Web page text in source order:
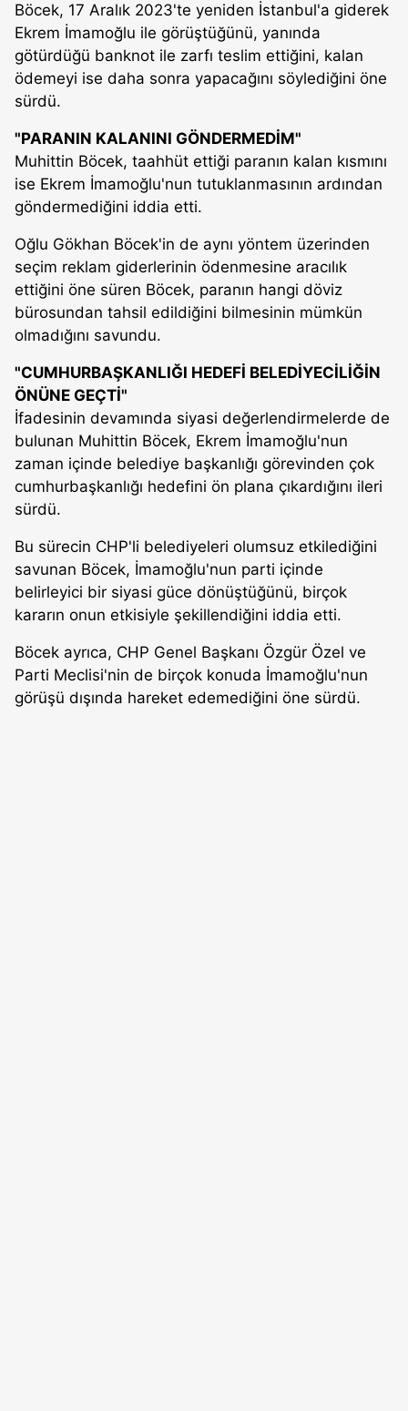
Böcek, 17 Aralık 2023'te yeniden İstanbul'a giderek
Ekrem İmamoğlu ile görüştüğünü, yanında
götürdüğü banknot ile zarfı teslim ettiğini, kalan
ödemeyi ise daha sonra yapacağını söylediğini öne
sürdü.
"PARANIN KALANINI GÖNDERMEDİM"
Muhittin Böcek, taahhüt ettiği paranın kalan kısmını
ise Ekrem İmamoğlu'nun tutuklanmasının ardından
göndermediğini iddia etti.
Oğlu Gökhan Böcek'in de aynı yöntem üzerinden
seçim reklam giderlerinin ödenmesine aracılık
ettiğini öne süren Böcek, paranın hangi döviz
bürosundan tahsil edildiğini bilmesinin mümkün
olmadığını savundu.
"CUMHURBAŞKANLIĞI HEDEFİ BELEDİYECİLİĞİN
ÖNÜNE GEÇTİ"
İfadesinin devamında siyasi değerlendirmelerde de
bulunan Muhittin Böcek, Ekrem İmamoğlu'nun
zaman içinde belediye başkanlığı görevinden çok
cumhurbaşkanlığı hedefini ön plana çıkardığını ileri
sürdü.
Bu sürecin CHP'li belediyeleri olumsuz etkilediğini
savunan Böcek, İmamoğlu'nun parti içinde
belirleyici bir siyasi güce dönüştüğünü, birçok
kararın onun etkisiyle şekillendiğini iddia etti.
Böcek ayrıca, CHP Genel Başkanı Özgür Özel ve
Parti Meclisi'nin de birçok konuda İmamoğlu'nun
görüşü dışında hareket edemediğini öne sürdü.